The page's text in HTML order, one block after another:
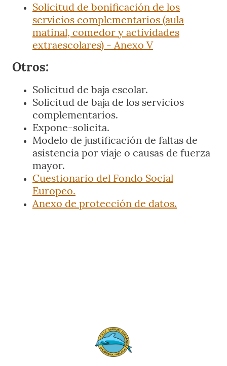
Solicitud de bonificación de los
servicios complementarios (aula
matinal, comedor y actividades
extraescolares) - Anexo V
Otros:
Solicitud de baja escolar.
Solicitud de baja de los servicios
complementarios.
Expone-solicita.
Modelo de justificación de faltas de
asistencia por viaje o causas de fuerza
mayor.
Cuestionario del Fondo Social
Europeo.
Anexo de protección de datos.